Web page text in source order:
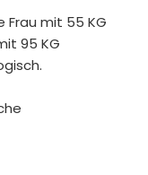
Frau mit 55 KG
95 KG